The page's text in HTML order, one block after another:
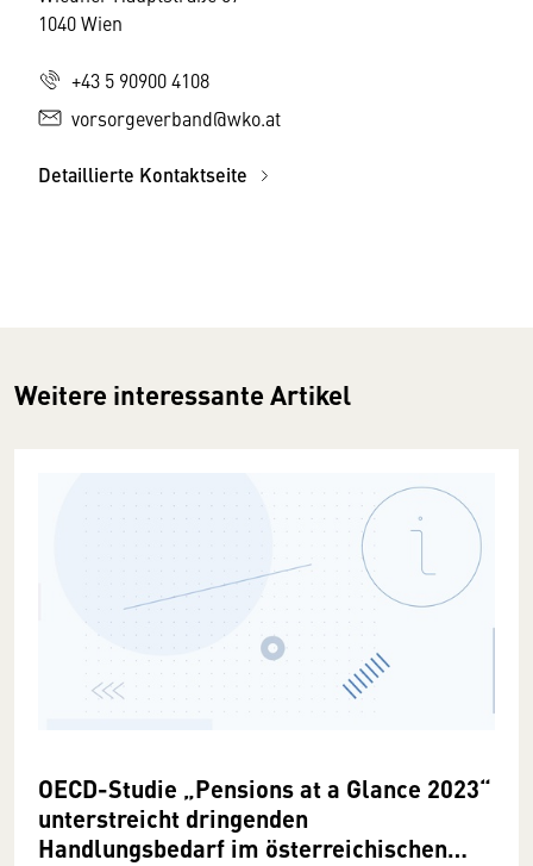
1040 Wien
+43 5 90900 4108
vorsorgeverband@wko.at
Detaillierte Kontaktseite
Weitere interessante Artikel
OECD-Studie „Pensions at a Glance 2023“
unterstreicht dringenden
Handlungsbedarf im österreichischen